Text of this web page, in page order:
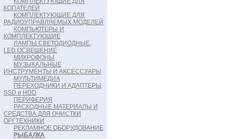
КОПАТЕЛЕЙ
КОМПЛЕКТУЮЩИЕ ДЛЯ
РАДИОУПРАВЛЯЕМЫХ МОДЕЛЕЙ
КОМПЬЮТЕРЫ И
КОМПЛЕКТУЮЩИЕ
ЛАМПЫ СВЕТОДИОДНЫЕ,
LED ОСВЕЩЕНИЕ
МИКРОФОНЫ
МУЗЫКАЛЬНЫЕ
ИНСТРУМЕНТЫ И АКСЕССУАРЫ
МУЛЬТИМЕДИА
ПЕРЕХОДНИКИ И АДАПТЕРЫ
SSD и HDD
ПЕРИФЕРИЯ
РАСХОДНЫЕ МАТЕРИАЛЫ И
СРЕДСТВА ДЛЯ ОЧИСТКИ
ОРГТЕХНИКИ
РЕКЛАМНОЕ ОБОРУДОВАНИЕ
РЫБАЛКА